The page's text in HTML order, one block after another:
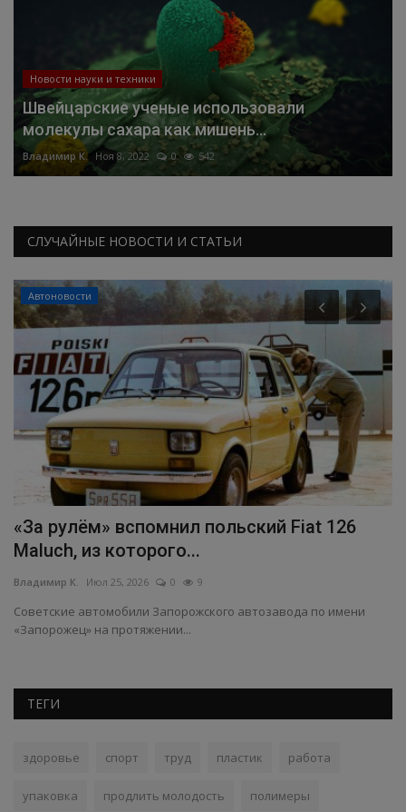
Новости науки и техники
Швейцарские ученые использовали
молекулы сахара как мишень...
Владимир К. Ноя 8, 2022 0 542
СЛУЧАЙНЫЕ НОВОСТИ И СТАТЬИ
Автоновости
«За рулём» вспомнил польский Fiat 126
Maluch, из которого...
Владимир К. Июл 25, 2026 0 9
Советские автомобили Запорожского автозавода по имени
«Запорожец» на протяжении...
ТЕГИ
здоровье спорт труд пластик работа
упаковка продлить молодость полимеры